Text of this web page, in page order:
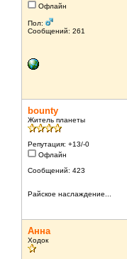
Офлайн
Пол:
Сообщений: 261
bounty
Житель планеты
Репутация: +13/-0
Офлайн
Сообщений: 423
Райское наслаждение...
Анна
Ходок